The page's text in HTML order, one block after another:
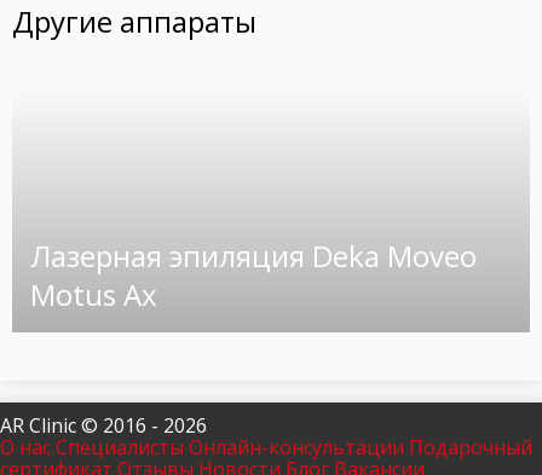
Другие аппараты
Лазерная эпиляция Deka Moveo
Motus Ax
AR Clinic © 2016 - 2026
О насСпециалисты Онлайн-консультации Подарочный
сертификат Отзывы Новости Блог Вакансии